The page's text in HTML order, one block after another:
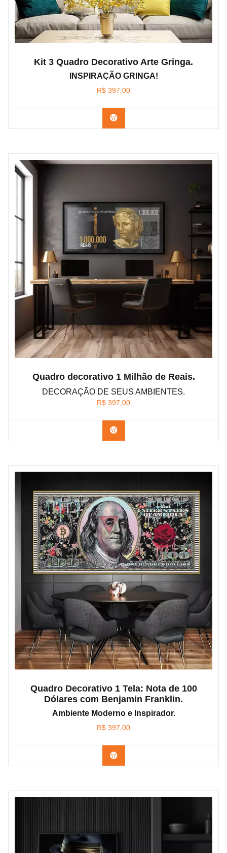
Kit 3 Quadro Decorativo Arte Gringa.
INSPIRAÇÃO GRINGA!
R$ 397,00
Confira os modelos
Quadro decorativo 1 Milhão de Reais.
DECORAÇÃO DE SEUS AMBIENTES.
R$ 397,00
Confira os modelos
Quadro Decorativo 1 Tela: Nota de 100
Dólares com Benjamin Franklin.
Ambiente Moderno e Inspirador.
R$ 397,00
Confira os modelos